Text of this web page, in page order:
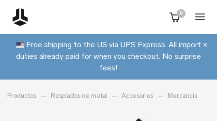
0
Free shipping to the US via UPS Express. All import
duties already paid for when you checkout. No surprise
fees!
×
Productos Resplados de metal Accesorios Mercancía